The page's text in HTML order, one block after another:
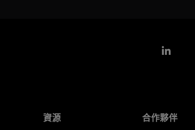
資源 合作夥伴